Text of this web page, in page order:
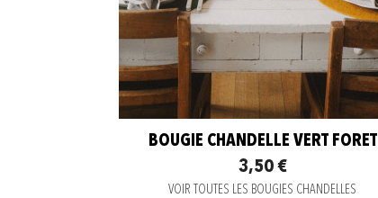
BOUGIE CHANDELLE VERT FORET
3,50 €
VOIR TOUTES LES BOUGIES CHANDELLES